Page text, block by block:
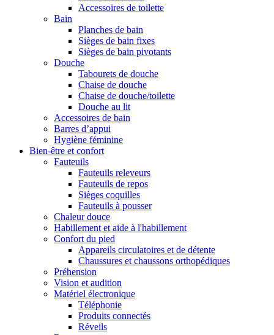
Accessoires de toilette
Bain
Planches de bain
Sièges de bain fixes
Sièges de bain pivotants
Douche
Tabourets de douche
Chaise de douche
Chaise de douche/toilette
Douche au lit
Accessoires de bain
Barres d’appui
Hygiène féminine
Bien-être et confort
Fauteuils
Fauteuils releveurs
Fauteuils de repos
Sièges coquilles
Fauteuils à pousser
Chaleur douce
Habillement et aide à l'habillement
Confort du pied
Appareils circulatoires et de détente
Chaussures et chaussons orthopédiques
Préhension
Vision et audition
Matériel électronique
Téléphonie
Produits connectés
Réveils